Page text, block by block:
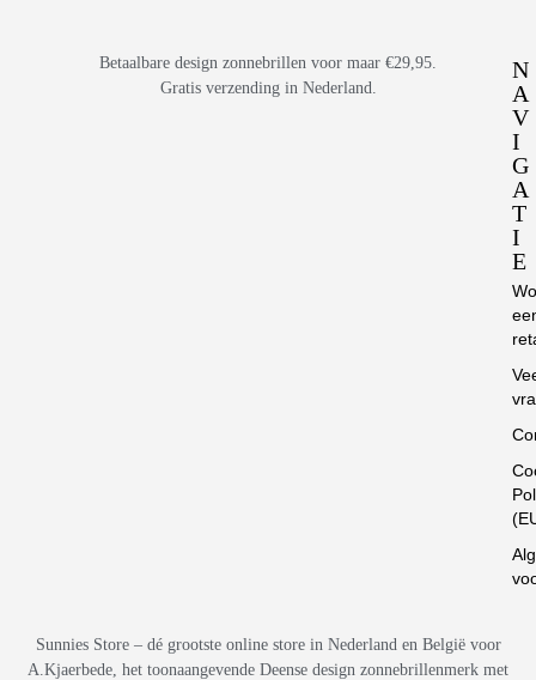
Betaalbare design zonnebrillen voor maar €29,95.
Gratis verzending in Nederland.
N
A
V
I
G
A
T
I
E
Sunnies Store – dé grootste online store in Nederland en België voor
A.Kjaerbede, het toonaangevende Deense design zonnebrillenmerk met